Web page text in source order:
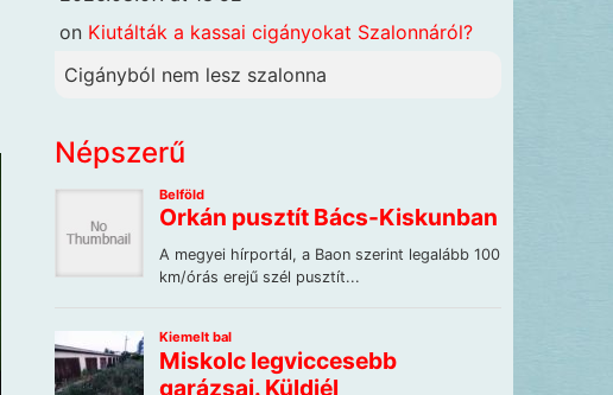
on Kiutálták a kassai cigányokat Szalonnáról?
Cigányból nem lesz szalonna
Népszerű